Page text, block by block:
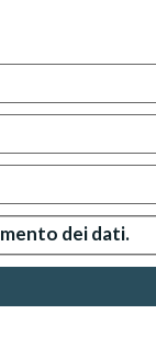
dei dati.